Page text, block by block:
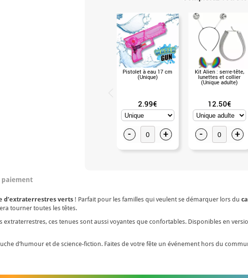
Pistolet à eau 17 cm
(Unique)
2.99€
- +
Kit Alien : serre-tête,
lunettes et collier
(Unique adulte)
12.50€
- +
paiement
d’extraterrestres verts ! Parfait pour les familles qui veulent se démarquer lors du
tourner toutes les têtes.
ces tenues sont aussi voyantes que confortables. Disponibles en
d’humour et de science-fiction. Faites de votre fête un événement hors du